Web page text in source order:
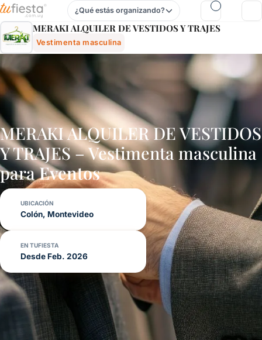
Meraki Alquiler De Vestidos Y Trajes - Vestimenta
¿Qué estás organizando?
MERAKI ALQUILER DE VESTIDOS Y TRAJES
Vestimenta masculina
MERAKI ALQUILER DE VESTIDOS
Y TRAJES – Vestimenta masculina
paraEventos
UBICACIÓN
Colón, Montevideo
EN TUFIESTA
Desde Feb. 2026